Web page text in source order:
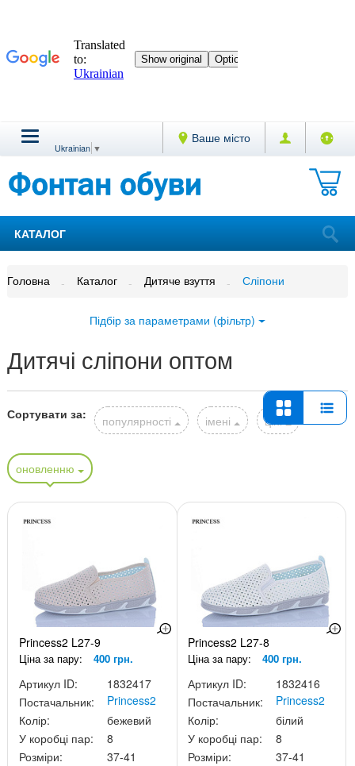
Ваше місто
Ukrainian ▼
КАТАЛОГ
Головна Каталог Дитяче взуття Сліпони
Підбір за параметрами (фільтр)
Дитячі сліпони оптом
Сортувати за: популярності імені ціні
оновленню
Princess2 L27-9
Ціна за пару: 400 грн.
Артикул ID:
1832417
Постачальник:
Princess2
Колір:
бежевий
У коробці пар:
8
Розміри:
37-41
Princess2 L27-8
Ціна за пару: 400 грн.
Артикул ID:
1832416
Постачальник:
Princess2
Колір:
білий
У коробці пар:
8
Розміри:
37-41